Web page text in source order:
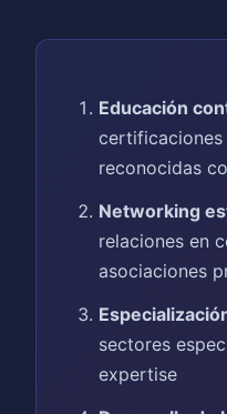
Educación
reconocidas
Networking
relaciones en
asociaciones
sectores
expertise